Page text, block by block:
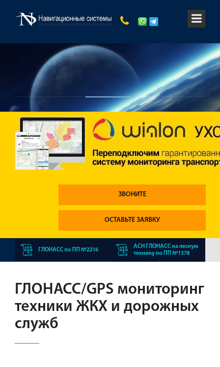
ЗВОНИТЕ
ОСТАВЬТЕ ЗАЯВКУ
ГЛОНАСС по ПП №2216
АСН ГЛОНАСС на лесную
технику по ПП №1378
ГЛОНАСС/GPS мониторинг
техники ЖКХ и дорожных
служб